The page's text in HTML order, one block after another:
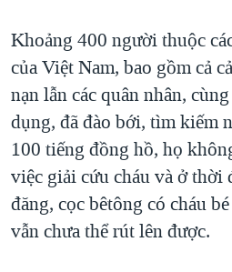
Khoảng 400 người thuộc
của Việt Nam, bao gồm cả
nạn lẫn các quân nhân,
dụng, đã đào bới, tìm kiếm
100 tiếng đồng hồ, họ
việc giải cứu cháu và ở thời
đăng, cọc bêtông có cháu
vẫn chưa thể rút lên được.